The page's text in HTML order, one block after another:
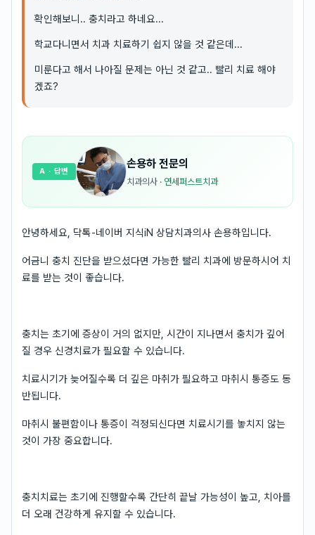
확인해보니.. 충치라고 하네요...
학교다니면서 치과 치료하기 쉽지 않을 것 같은데...
미룬다고 해서 나아질 문제는 아닌 것 같고.. 빨리 치료 해야
겠죠?
손용하 전문의
치과의사 · 연세퍼스트치과
A · 답변
안녕하세요, 닥톡-네이버 지식iN 상담치과의사 손용하입니다.
어금니 충치 진단을 받으셨다면 가능한 빨리 치과에 방문하시어 치
료를 받는 것이 좋습니다.
충치는 초기에 증상이 거의 없지만, 시간이 지나면서 충치가 깊어
질 경우 신경치료가 필요할 수 있습니다.
치료시기가 늦어질수록 더 깊은 마취가 필요하고 마취시 통증도 동
반됩니다.
마취시 불편함이나 통증이 걱정되신다면 치료시기를 놓치지 않는
것이 가장 중요합니다.
충치치료는 초기에 진행할수록 간단히 끝날 가능성이 높고, 치아를
더 오래 건강하게 유지할 수 있습니다.